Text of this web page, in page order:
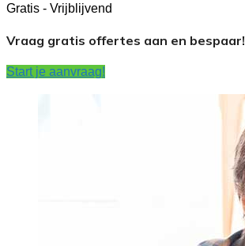
Gratis - Vrijblijvend
Vraag gratis offertes aan en bespaar!
Start je aanvraag!